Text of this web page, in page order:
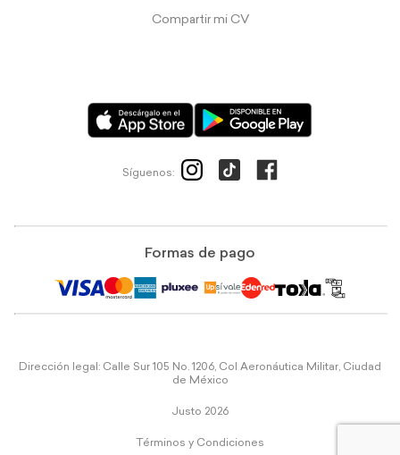
Compartir mi CV
Síguenos:
Formas de pago
Dirección legal: Calle Sur 105 No. 1206, Col Aeronáutica Militar, Ciudad
de México
Justo 2026
Términos y Condiciones